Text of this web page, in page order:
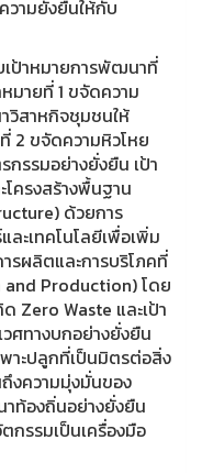
วามยั่งยืนให้กับ
เป้าหมายการพัฒนาที่
มายที่ 1 ขจัดความ
สาหกิจชุมชนให้
2 ขจัดความหิวโหย
รรมอย่างยั่งยืน เป้า
ครงสร้างพื้นฐาน
ด้วยการ
ะเทคโนโลยีเพื่อเพิ่ม
รผลิตและการบริโภคที่
Production) โดย
Zero Waste และเป้า
วศทางบกอย่างยั่งยืน
าะปลูกที่เป็นมิตรต่อสิ่ง
งความมุ่งมั่นของ
ท้องถิ่นอย่างยั่งยืน
กรรมเป็นเครื่องมือ